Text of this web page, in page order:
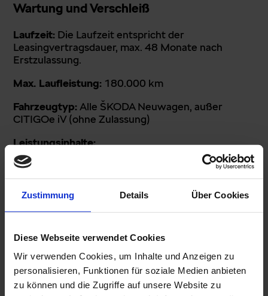
Zustimmung Details Über Cookies
Diese Webseite verwendet Cookies
Wir verwenden Cookies, um Inhalte und Anzeigen zu
personalisieren, Funktionen für soziale Medien anbieten
zu können und die Zugriffe auf unsere Website zu
Wartung und Verschleiß
Laufzeit: Die Laufzeit entspricht der
Leasingvertragsdauer, max. 48 Monate nach
Erstzulassung.
Max. Laufleistung: 180.000 km
Fahrzeugtyp: Alle ŠKODA Neuwagen, außer
CITIGOe iV (ohne Zulassung)
Leistungsinhalte:
Wartungsarbeiten: Alle Arbeiten, die laut
Herstellervorschrift bzw. Serviceplan erforderlich
werden (einschließlich Ölwechsel, Schmierstoffen
und Dichtungen). Wartungsarbeiten gemäß
Herstellervorgabe umfassen Ölwechsel- Service,
Verschleißreparaturen: Sämtliche
Werkstattleistungen, die bei sachgemäßem
Gebrauch des Fahrzeuges infolge von natürlichem
Verschleiß erforderlich werden.